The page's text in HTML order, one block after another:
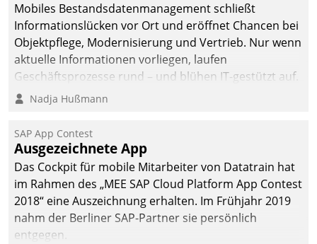
Mobiles Bestandsdatenmanagement schließt
Informationslücken vor Ort und eröffnet Chancen bei
Objektpflege, Modernisierung und Vertrieb. Nur wenn
aktuelle Informationen vorliegen, laufen
Geschäftsprozesse rund – und blühen IT-gestützt auf.
Nadja Hußmann
SAP App Contest
Ausgezeichnete App
Das Cockpit für mobile Mitarbeiter von Datatrain hat
im Rahmen des „MEE SAP Cloud Platform App Contest
2018“ eine Auszeichnung erhalten. Im Frühjahr 2019
nahm der Berliner SAP-Partner sie persönlich
entgegen.